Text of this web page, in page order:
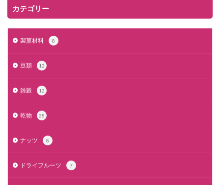
カテゴリー
製菓材料 8
豆類 12
雑穀 12
乾物 28
ナッツ 8
ドライフルーツ 7